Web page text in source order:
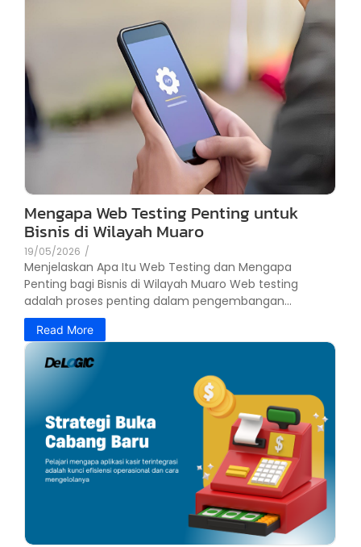
Mengapa Web Testing Penting untuk
Bisnis di Wilayah Muaro
19/05/2026 /
Menjelaskan Apa Itu Web Testing dan Mengapa
Penting bagi Bisnis di Wilayah Muaro Web testing
adalah proses penting dalam pengembangan...
Read More